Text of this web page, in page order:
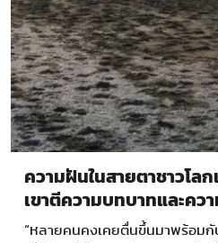
ความฝันในสายตาชาวโล
เขาตีความบทบาทและคว
“หลายคนคงเคยตื่นขึ้นมาพร้อมกั